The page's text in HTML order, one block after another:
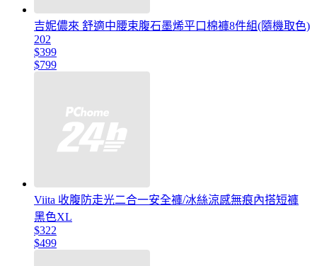
吉妮儂來 舒適中腰束腹石墨烯平口棉褲8件組(隨機取色)
202
$399
$799
Viita 收腹防走光二合一安全褲/冰絲涼感無痕內搭短褲
黑色XL
$322
$499